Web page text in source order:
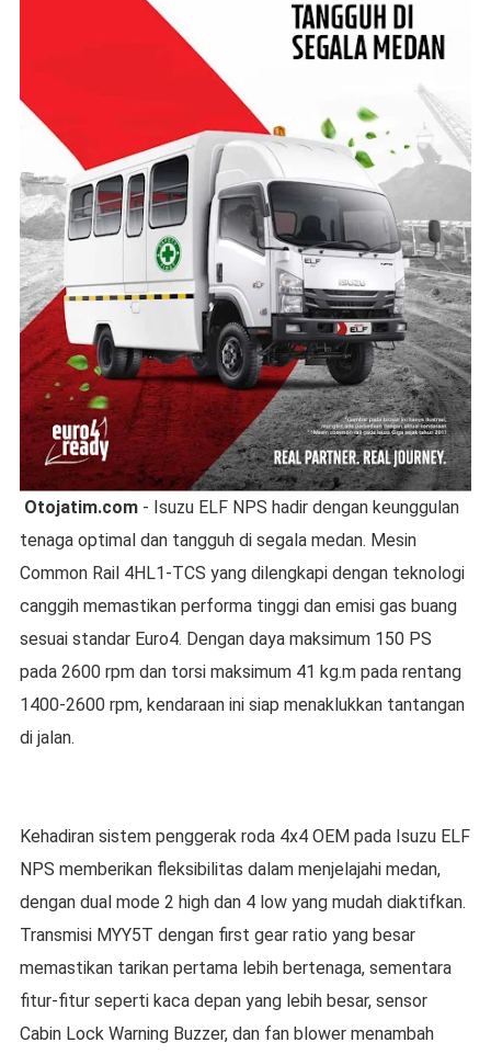
Otojatim.com - Isuzu ELF NPS hadir dengan keunggulan
tenaga optimal dan tangguh di segala medan. Mesin
Common Rail 4HL1-TCS yang dilengkapi dengan teknologi
canggih memastikan performa tinggi dan emisi gas buang
sesuai standar Euro4. Dengan daya maksimum 150 PS
pada 2600 rpm dan torsi maksimum 41 kg.m pada rentang
1400-2600 rpm, kendaraan ini siap menaklukkan tantangan
di jalan.
Kehadiran sistem penggerak roda 4x4 OEM pada Isuzu ELF
NPS memberikan fleksibilitas dalam menjelajahi medan,
dengan dual mode 2 high dan 4 low yang mudah diaktifkan.
Transmisi MYY5T dengan first gear ratio yang besar
memastikan tarikan pertama lebih bertenaga, sementara
fitur-fitur seperti kaca depan yang lebih besar, sensor
Cabin Lock Warning Buzzer, dan fan blower menambah